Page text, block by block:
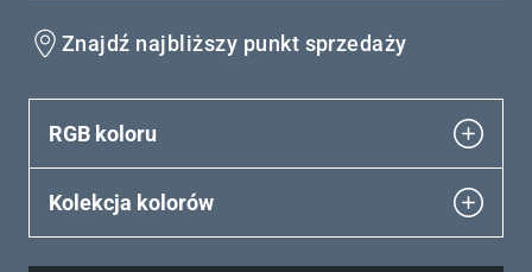
wishlist
Znajdź najbliższy punkt sprzedaży
RGB koloru
Kolekcja kolorów